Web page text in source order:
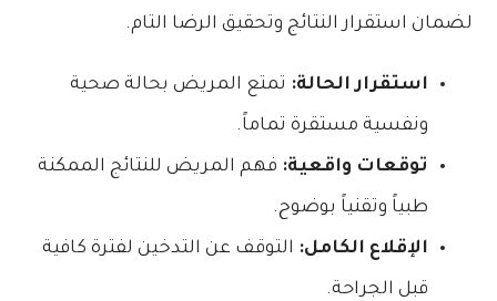
لضمان استقرار النتائج وتحقيق الرضا التام.
استقرار الحالة: تمتع المريض بحالة صحية
ونفسية مستقرة تماماً.
توقعات واقعية: فهم المريض للنتائج الممكنة
طبياً وتقنياً بوضوح.
الإقلاع الكامل: التوقف عن التدخين لفترة كافية
قبل الجراحة.